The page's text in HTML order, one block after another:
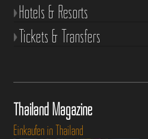
Hotels & Resorts
Tickets & Transfers
Thailand Magazine
Einkaufen in Thailand